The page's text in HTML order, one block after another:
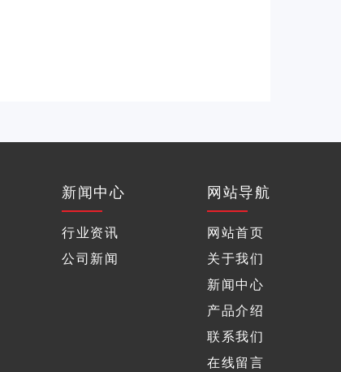
新闻中心
行业资讯
公司新闻
网站导航
网站首页
关于我们
新闻中心
产品介绍
联系我们
在线留言